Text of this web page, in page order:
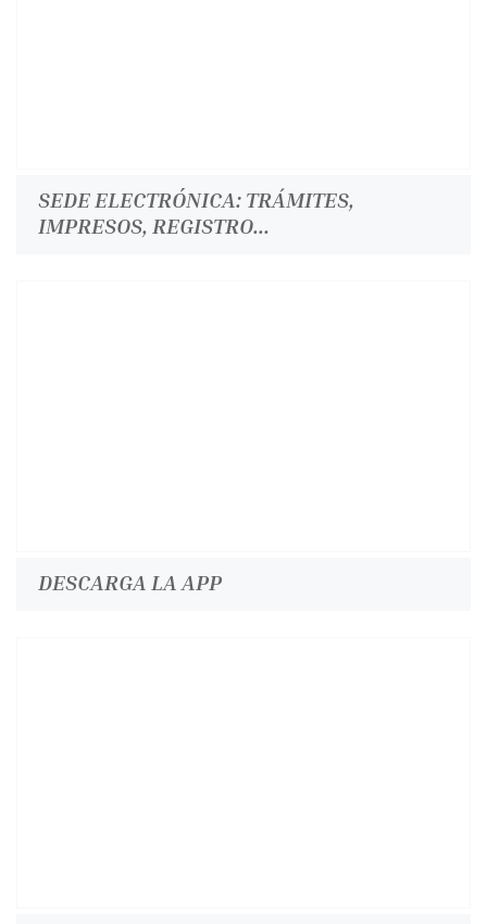
SEDE ELECTRÓNICA: TRÁMITES,
IMPRESOS, REGISTRO...
DESCARGA LA APP